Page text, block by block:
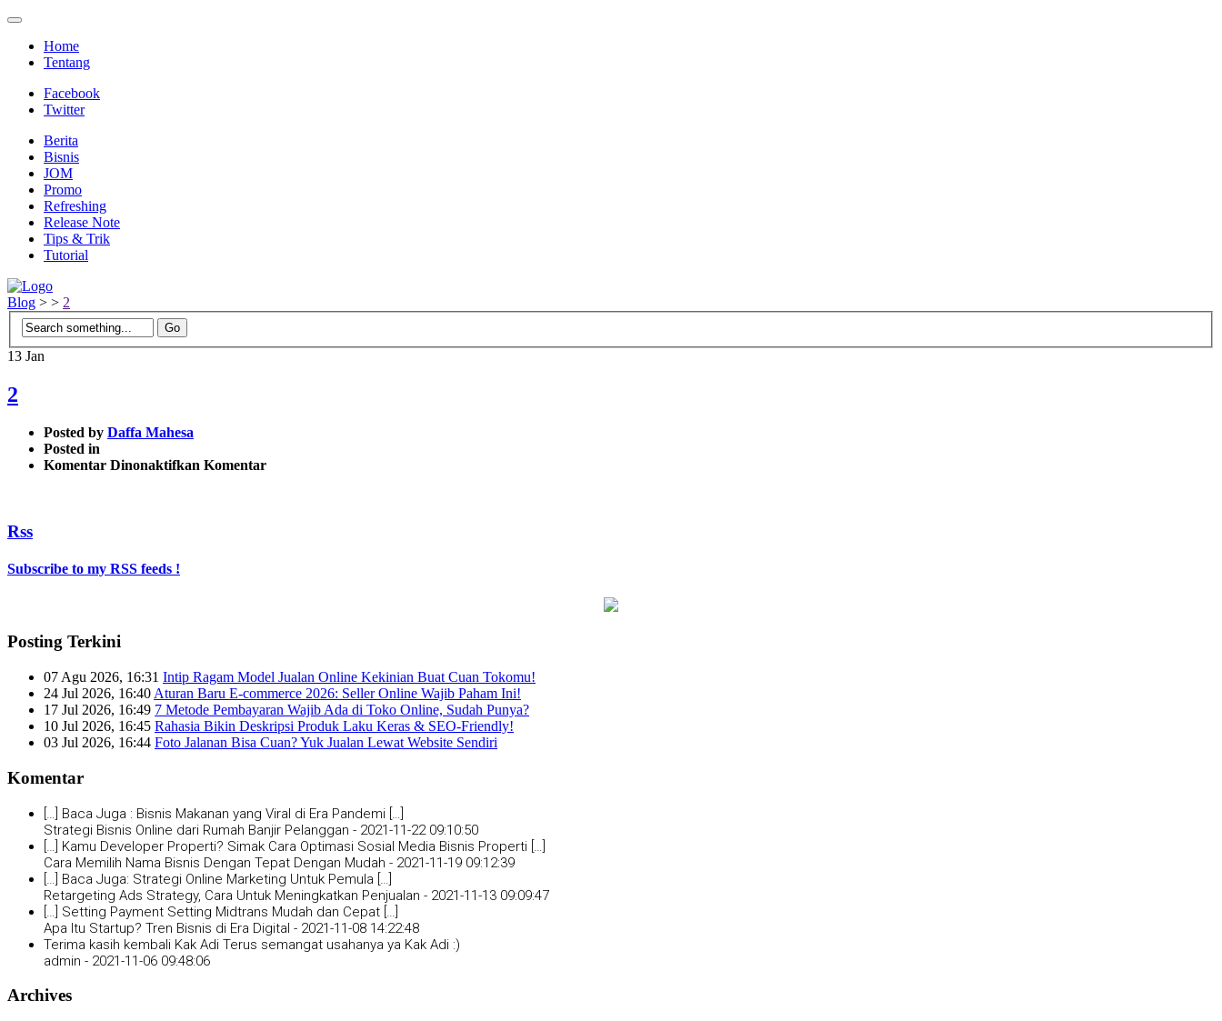
Home
Tentang
Facebook
Twitter
Berita
Bisnis
JOM
Promo
Refreshing
Release Note
Tips & Trik
Tutorial
Blog > > 2
13 Jan
2
Posted by Daffa Mahesa
Posted in
Komentar Dinonaktifkan pada
Komentar
Rss
Subscribe to my RSS feeds !
Posting Terkini
07 Agu 2026, 16:31 Intip Ragam Model Jualan Online Kekinian Buat Cuan Tokomu!
24 Jul 2026, 16:40 Aturan Baru E-commerce 2026: Seller Online Wajib Paham Ini!
17 Jul 2026, 16:49 7 Metode Pembayaran Wajib Ada di Toko Online, Sudah Punya?
10 Jul 2026, 16:45 Rahasia Bikin Deskripsi Produk Laku Keras & SEO-Friendly!
03 Jul 2026, 16:44 Foto Jalanan Bisa Cuan? Yuk Jualan Lewat Website Sendiri
Komentar
[…] Baca Juga : Bisnis Makanan yang Viral di Era Pandemi […]
Strategi Bisnis Online dari Rumah Banjir Pelanggan - 2021-11-22 09:10:50
[…] Kamu Developer Properti? Simak Cara Optimasi Sosial Media Bisnis Properti […]
Cara Memilih Nama Bisnis Dengan Tepat Dengan Mudah - 2021-11-19 09:12:39
[…] Baca Juga: Strategi Online Marketing Untuk Pemula […]
Retargeting Ads Strategy, Cara Untuk Meningkatkan Penjualan - 2021-11-13 09:09:47
[…] Setting Payment Setting Midtrans Mudah dan Cepat […]
Apa Itu Startup? Tren Bisnis di Era Digital - 2021-11-08 14:22:48
Terima kasih kembali Kak Adi Terus semangat usahanya ya Kak Adi :)
admin - 2021-11-06 09:48:06
Archives